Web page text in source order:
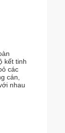
kết tinh
các
cán,
nhau